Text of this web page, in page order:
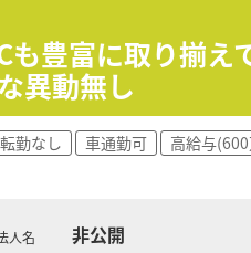
整形外科など幅広く科目を
名在籍しております。年齢
企業を目指しています。薬
開をされています。花巻市
向けのイベントなども社員
豊富に取り揃え
異動無し
転勤なし 車通勤可 高給与
人名 非公開